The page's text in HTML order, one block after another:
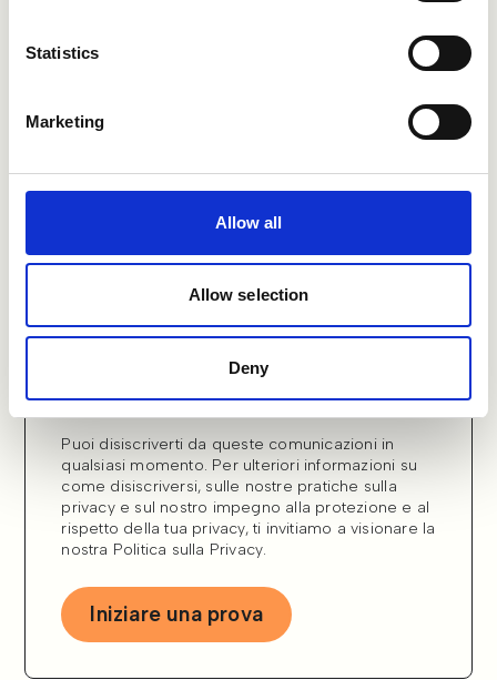
Statistics
Marketing
Allow all
Allow selection
Deny
Vorrei ricevere email su notizie e
Per ragioni si spam abbiamo bloccato i fornitori
approvata, inviaci una richiesta a
info@refapp.come ti ricontatteremo al più
Autorizzo refapp ad archiviare e
utilizzare i miei dati personali.
Puoi disiscriverti da queste comunicazioni in
qualsiasi momento. Per ulteriori informazioni su
come disiscriversi, sulle nostre pratiche sulla
privacy e sul nostro impegno alla protezione e al
rispetto della tua privacy, ti invitiamo a visionare la
nostra Politica sulla Privacy.